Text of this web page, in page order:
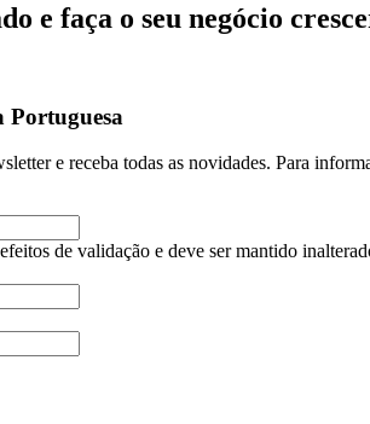
e faça o seu negócio
e receba todas as novidades. Para
de validação e deve ser mantido